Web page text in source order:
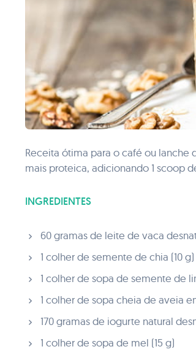
Receita ótima para o café ou lanche
mais proteica, adicionando 1 scoop
INGREDIENTES
60 gramas de leite de vaca
1 colher de semente de chia (10 g)
1 colher de sopa de semente de
1 colher de sopa cheia de aveia
170 gramas de iogurte natural
1 colher de sopa de mel (15 g)